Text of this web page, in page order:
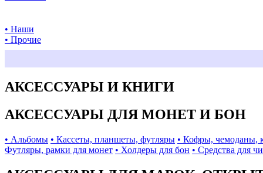
• Наши
• Прочие
АКСЕССУАРЫ И КНИГИ
АКСЕССУАРЫ ДЛЯ МОНЕТ И БОН
• Альбомы • Кассеты, планшеты, футляры • Кофры, чемоданы,
Футляры, рамки для монет • Холдеры для бон • Средства для